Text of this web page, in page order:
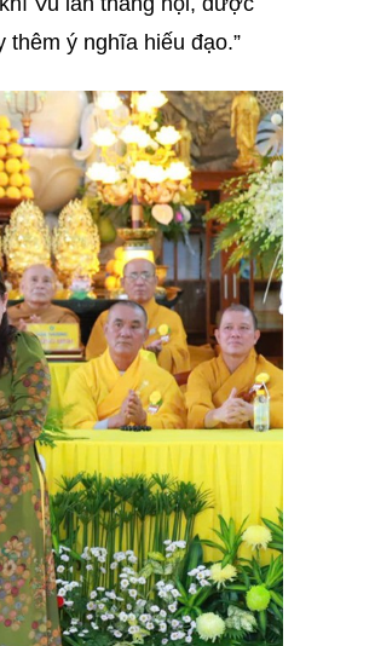
ý nghĩa hiếu đạo.”